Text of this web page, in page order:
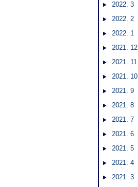
2022. 3
2022. 2
2022. 1
2021. 12
2021. 11
2021. 10
2021. 9
2021. 8
2021. 7
2021. 6
2021. 5
2021. 4
2021. 3